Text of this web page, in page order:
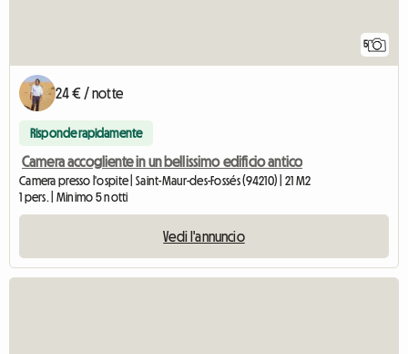
5
24 € / notte
Risponde rapidamente
Camera accogliente in un bellissimo edificio antico
Camera presso l'ospite | Saint-Maur-des-Fossés (94210) | 21 M2
1 pers. | Minimo 5 notti
Vedi l'annuncio